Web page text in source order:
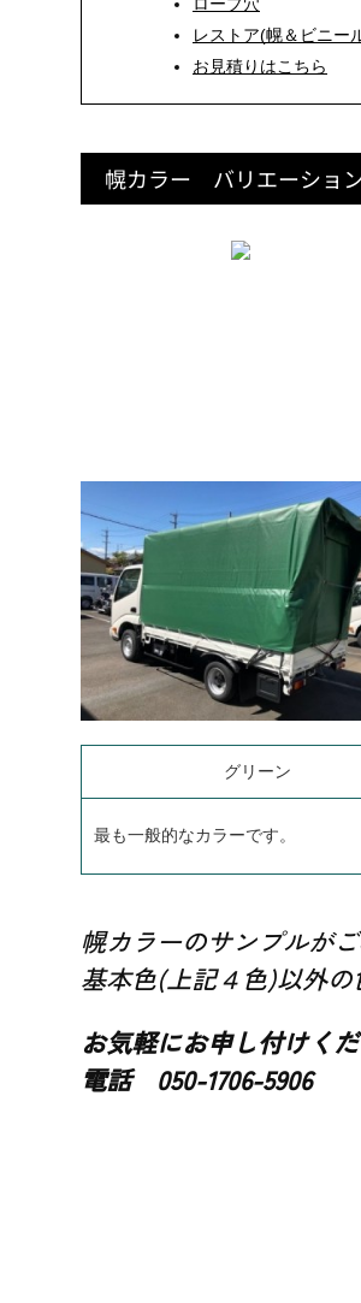
レストア(幌＆ビニー
お見積りはこちら
幌カラー バリエーショ
グリーン
最も一般的なカラーです。
幌カラーのサンプルが
基本色(上記４色)以外の
お気軽にお申し付けくだ
電話 050-1706-5906